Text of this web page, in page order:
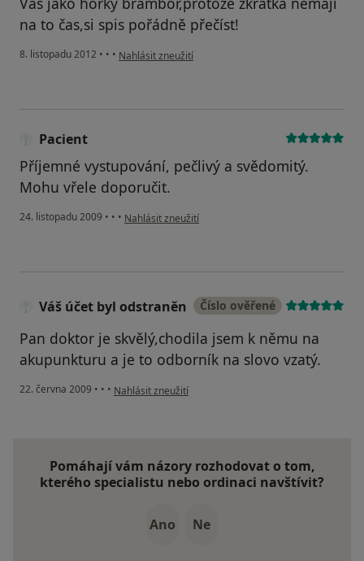
na to čas,si spis pořádně přečíst!
8. listopadu 2012 • • • podle názoru uživatele Váš účet byl odstraněn
Nahlásit zneužití
Pacient
Příjemné vystupování, pečlivý a svědomitý.
Mohu vřele doporučit.
24. listopadu 2009 • • • podle názoru uživatele Pacient
Nahlásit zneužití
Váš účet byl odstraněn Číslo ověřené
Pan doktor je skvělý,chodila jsem k němu na
akupunkturu a je to odborník na slovo vzatý.
22. června 2009 • • • podle názoru uživatele Váš účet byl odstraněn
Nahlásit zneužití
Pomáhají vám názory rozhodovat o tom,
kterého specialistu nebo ordinaci navštívit?
Ano Ne